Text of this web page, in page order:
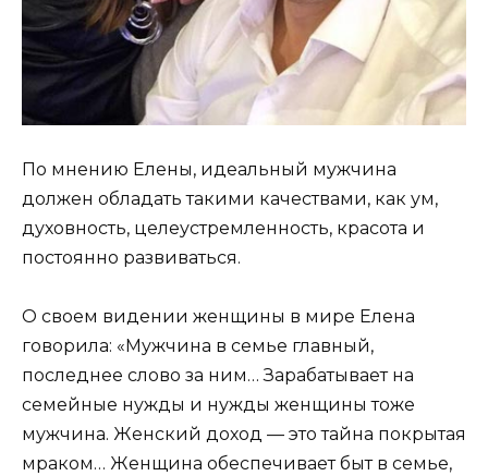
По мнению Елены, идеальный мужчина
должен обладать такими качествами, как ум,
духовность, целеустремленность, красота и
постоянно развиваться.
О своем видении женщины в мире Елена
говорила: «Мужчина в семье главный,
последнее слово за ним… Зарабатывает на
семейные нужды и нужды женщины тоже
мужчина. Женский доход — это тайна покрытая
мраком… Женщина обеспечивает быт в семье,